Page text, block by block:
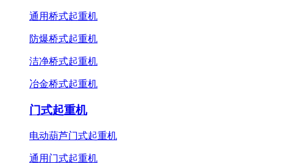
通用桥式起重机
防爆桥式起重机
洁净桥式起重机
冶金桥式起重机
门式起重机
电动葫芦门式起重机
通用门式起重机